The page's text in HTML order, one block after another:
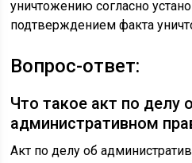
уничтожению согласно
подтверждением факта
Вопрос-ответ:
Что такое акт по делу
административном
Акт по делу об